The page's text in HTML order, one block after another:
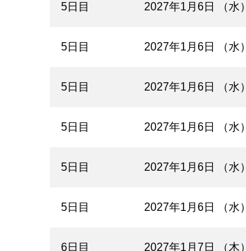
5日目 2027年1月6日 （水）
5日目 2027年1月6日 （水）
5日目 2027年1月6日 （水）
5日目 2027年1月6日 （水）
5日目 2027年1月6日 （水）
5日目 2027年1月6日 （水）
6日目 2027年1月7日 （木）